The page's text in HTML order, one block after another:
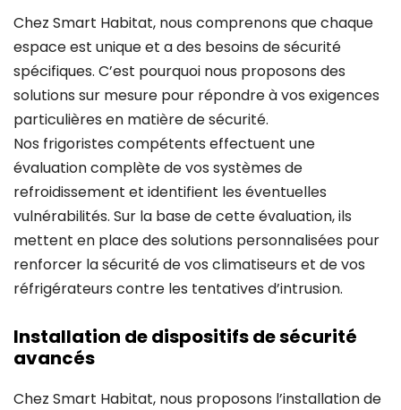
Chez Smart Habitat, nous comprenons que chaque
espace est unique et a des besoins de sécurité
spécifiques. C’est pourquoi nous proposons des
solutions sur mesure pour répondre à vos exigences
particulières en matière de sécurité.
Nos frigoristes compétents effectuent une
évaluation complète de vos systèmes de
refroidissement et identifient les éventuelles
vulnérabilités. Sur la base de cette évaluation, ils
mettent en place des solutions personnalisées pour
renforcer la sécurité de vos climatiseurs et de vos
réfrigérateurs contre les tentatives d’intrusion.
Installation de dispositifs de sécurité
avancés
Chez Smart Habitat, nous proposons l’installation de